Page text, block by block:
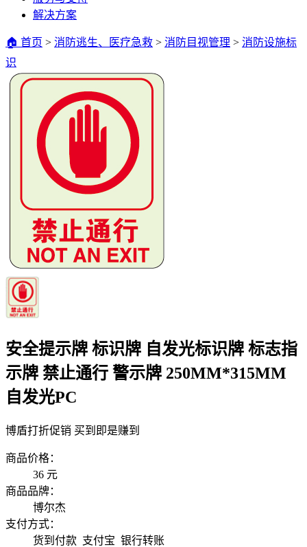
解决方案
🏠 首页 > 消防逃生、医疗急救 > 消防目视管理 > 消防设施标
识
安全提示牌 标识牌 自发光标识牌 标志指
示牌 禁止通行 警示牌 250MM*315MM
自发光PC
博盾打折促销 买到即是赚到
商品价格：
36 元
商品品牌：
博尔杰
支付方式：
货到付款 支付宝 银行转账